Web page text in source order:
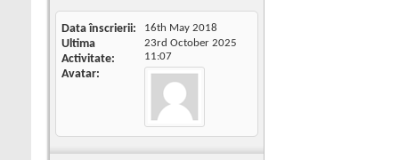
Data înscrierii 16th May 2018
Ultima
Activitate
23rd October 2025
11:07
Avatar